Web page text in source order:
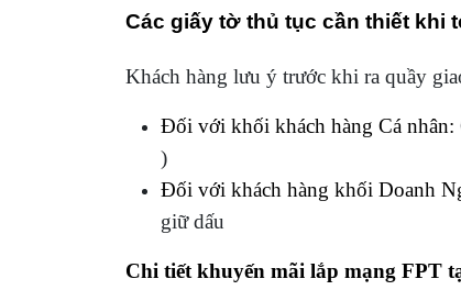
Các giấy tờ thủ tục cần thiết khi
Khách hàng lưu ý trước khi ra quầy
Đối với khối khách hàng Cá nhân:
)
Đối với khách hàng khối Doanh
giữ dấu
Chi tiết khuyến mãi lắp mạng FPT